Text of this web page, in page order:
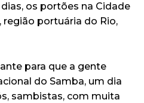
os portões na Cidade
região portuária do Rio,
para que a gente
do Samba, um dia
sambistas, com muita